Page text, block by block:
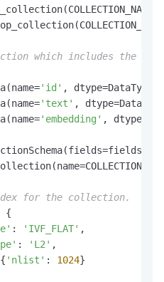
which includes the id,
'id' ,
'text' ,
'embedding' ,
for the collection.
{
: 'IVF_FLAT' ,
: 'L2' ,
'nlist' : 1024}